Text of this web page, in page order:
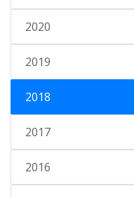
2020
2019
2018
2017
2016